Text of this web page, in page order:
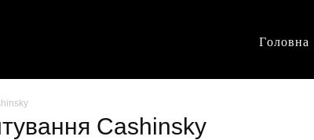
Головна
Cashinsky